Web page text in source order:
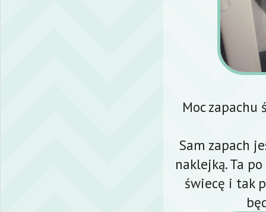
Moc
Sam zapach
naklejką. Ta
świecę i tak